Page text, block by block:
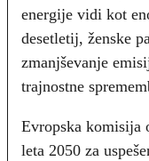
energije vidi kot
desetletij, ženske
zmanjševanje
trajnostne
Evropska komisija
leta 2050 za